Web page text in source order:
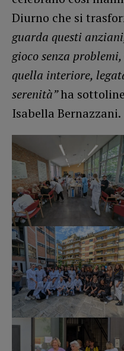
Diurno che si
guarda questi
gioco senza
quella interiore,
serenità”ha
Isabella Bernazzani.